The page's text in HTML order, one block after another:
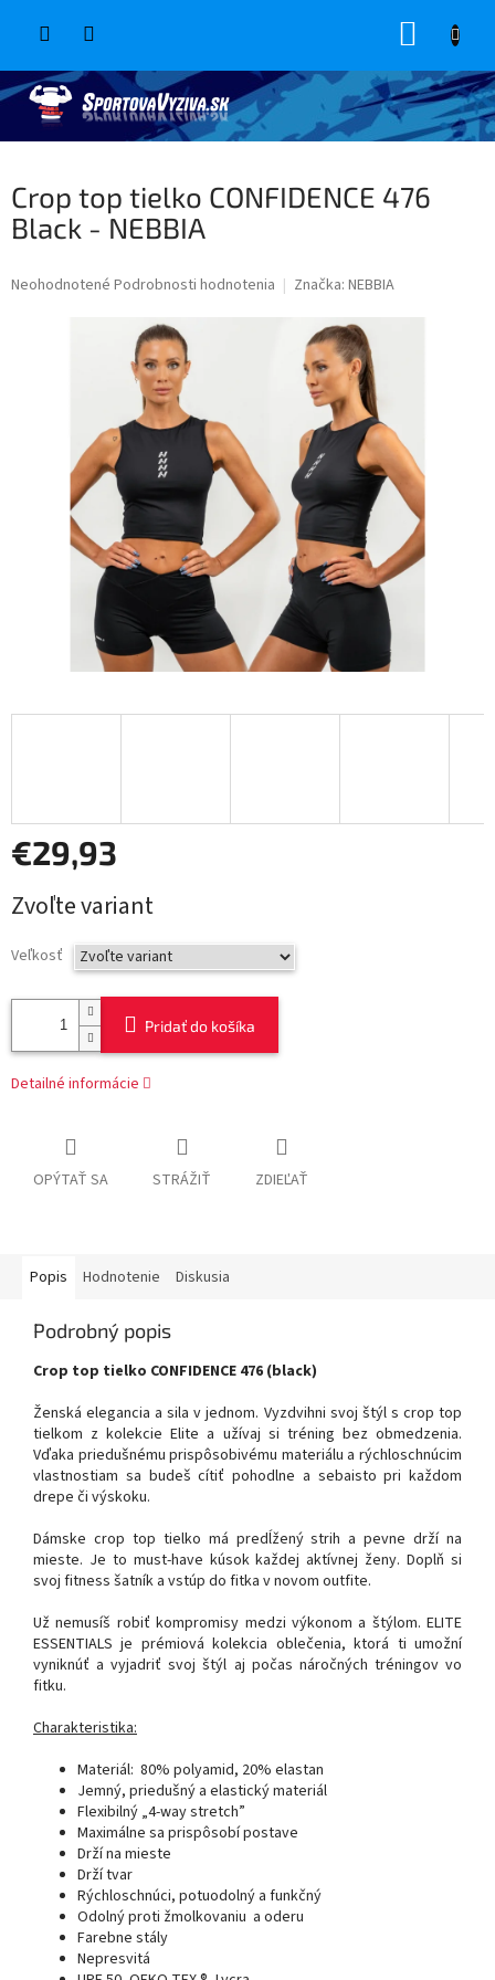
Crop top tielko CONFIDENCE 476
Black - NEBBIA
Priemerné
Neohodnotené Podrobnosti hodnotenia Značka: NEBBIA
€29,93
cena:
Zvoľte variant
Veľkosť
Pridať do košíka
Detailné informácie
OPÝTAŤ SA STRÁŽIŤ ZDIEĽAŤ
Popis Hodnotenie Diskusia
Podrobný popis
Crop top tielko CONFIDENCE 476 (black)
Ženská elegancia a sila v jednom. Vyzdvihni svoj štýl s crop top
tielkom z kolekcie Elite a užívaj si tréning bez obmedzenia.
Vďaka priedušnému prispôsobivému materiálu a rýchloschnúcim
vlastnostiam sa budeš cítiť pohodlne a sebaisto pri každom
drepe či výskoku.
Dámske crop top tielko má predĺžený strih a pevne drží na
mieste. Je to must-have kúsok každej aktívnej ženy. Doplň si
svoj fitness šatník a vstúp do fitka v novom outfite.
Už nemusíš robiť kompromisy medzi výkonom a štýlom. ELITE
ESSENTIALS je prémiová kolekcia oblečenia, ktorá ti umožní
vyniknúť a vyjadriť svoj štýl aj počas náročných tréningov vo
fitku.
Charakteristika:
Materiál: 80% polyamid, 20% elastan
Jemný, priedušný a elastický materiál
Flexibilný „4-way stretch”
Maximálne sa prispôsobí postave
Drží na mieste
Drží tvar
Rýchloschnúci, potuodolný a funkčný
Odolný proti žmolkovaniu a oderu
Farebne stály
Nepresvitá